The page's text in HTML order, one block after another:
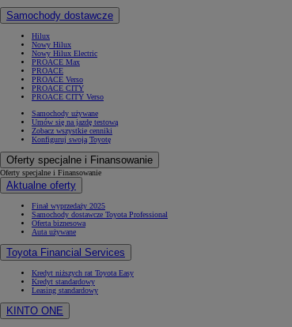
Od105 300 zł
Corolla Hatchback
HYBRID
Samochody dostawcze
Hilux
Nowy Hilux
Nowy Hilux Electric
PROACE Max
PROACE
PROACE Verso
PROACE CITY
PROACE CITY Verso
Samochody używane
Umów się na jazdę testową
Zobacz wszystkie cenniki
Konfiguruj swoją Toyotę
Oferty specjalne i Finansowanie
Oferty specjalne i Finansowanie
Aktualne oferty
Finał wyprzedaży 2025
Samochody dostawcze Toyota Professional
Oferta biznesowa
Auta używane
Toyota Financial Services
Kredyt niższych rat Toyota Easy
Kredyt standardowy
Leasing standardowy
KINTO ONE